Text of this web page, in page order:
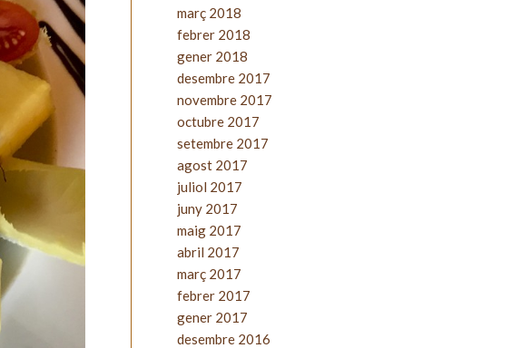
març 2018
febrer 2018
gener 2018
desembre 2017
novembre 2017
octubre 2017
setembre 2017
agost 2017
juliol 2017
juny 2017
maig 2017
abril 2017
març 2017
febrer 2017
gener 2017
desembre 2016